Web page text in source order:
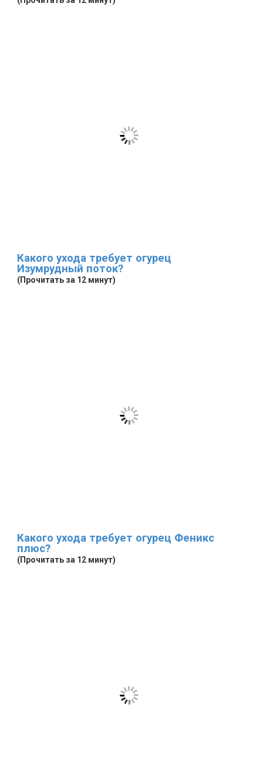
Какого ухода требует огурец
Изумрудный поток?
(Прочитать за 12 минут)
Какого ухода требует огурец Феникс
плюс?
(Прочитать за 12 минут)